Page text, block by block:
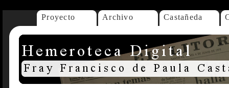
Proyecto Archivo Castañeda